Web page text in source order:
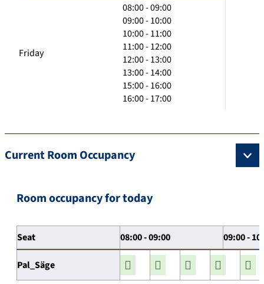
Friday
08:00 - 09:00
09:00 - 10:00
10:00 - 11:00
11:00 - 12:00
12:00 - 13:00
13:00 - 14:00
15:00 - 16:00
16:00 - 17:00
Current Room Occupancy
Room occupancy for today
Seat 08:00 - 09:00 09:00 -
Pal_Säge